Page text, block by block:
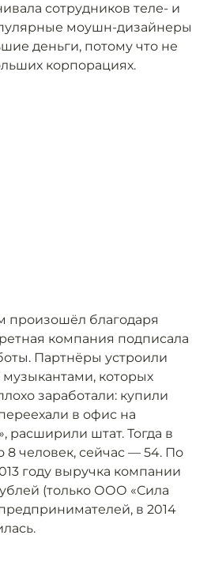
сотрудников теле- и
моушн-дизайнеры
деньги, потому что не
корпорациях.
благодаря
компания подписала
Партнёры устроили
которых
заработали: купили
в офис на
расширили штат. Тогда в
8 человек, сейчас — 54. По
году выручка компании
(только ООО «Сила
в 2014